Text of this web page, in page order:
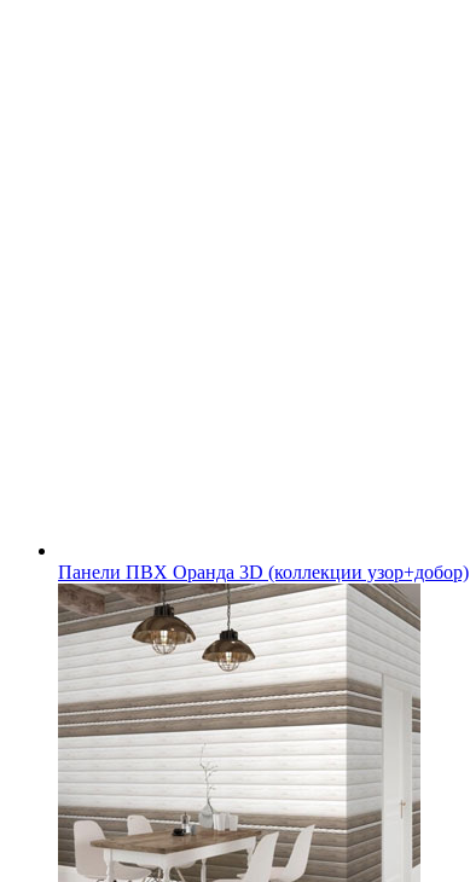
Панели ПВХ Оранда 3D (коллекции узор+добор)